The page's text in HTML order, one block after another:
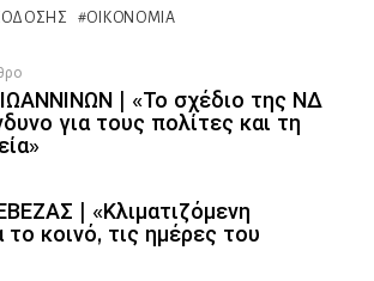
ΟΙΚΟΝΟΜΊΑ
| «Το σχέδιο της ΝΔ
για τους πολίτες και τη
| «Κλιματιζόμενη
το κοινό, τις ημέρες του